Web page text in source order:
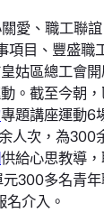
愛、職工聯
項目、豐盛職
姑區總工會
。截至今朝
專題講座運動6
人次，為300
供給心思教導
300多名青
名介入。